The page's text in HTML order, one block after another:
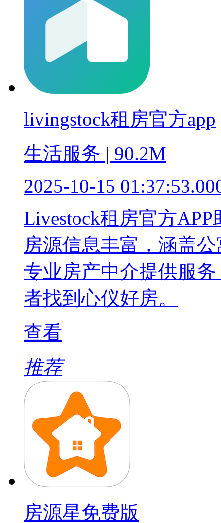
livingstock租房官方app
生活服务 | 90.2M
2025-10-15
Livestock租房官方
房源信息丰富，涵盖
专业房产中介提供服
者找到心仪好房。
查看
推荐
房源星免费版